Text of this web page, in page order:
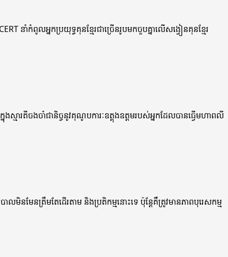
នាំកំពូលអ្នកប្រយុទ្ធគុនខ្មែរជាច្រើនរូបមកចួបគ្នាលើសង្វៀនគុនខ្មែរ
ស្មារតីចងចាំជានិច្ចនូវគុណូបការៈឧត្តុងឧត្តមរបស់អ្នកដែលបានធ្វើមហាពលី
មែនត្រឹមតែដើរតាម និងប្រតិកម្មនោះទេ ប៉ុន្តែគឺត្រូវមានភាពបុរេសកម្ម